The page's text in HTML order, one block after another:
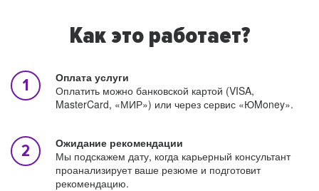
Как это работает?
Оплата услуги
Оплатить можно банковской картой (VISA,
MasterCard, «МИР») или через сервис «ЮMoney».
Ожидание рекомендации
Мы подскажем дату, когда карьерный консультант
проанализирует ваше резюме и подготовит
рекомендацию.